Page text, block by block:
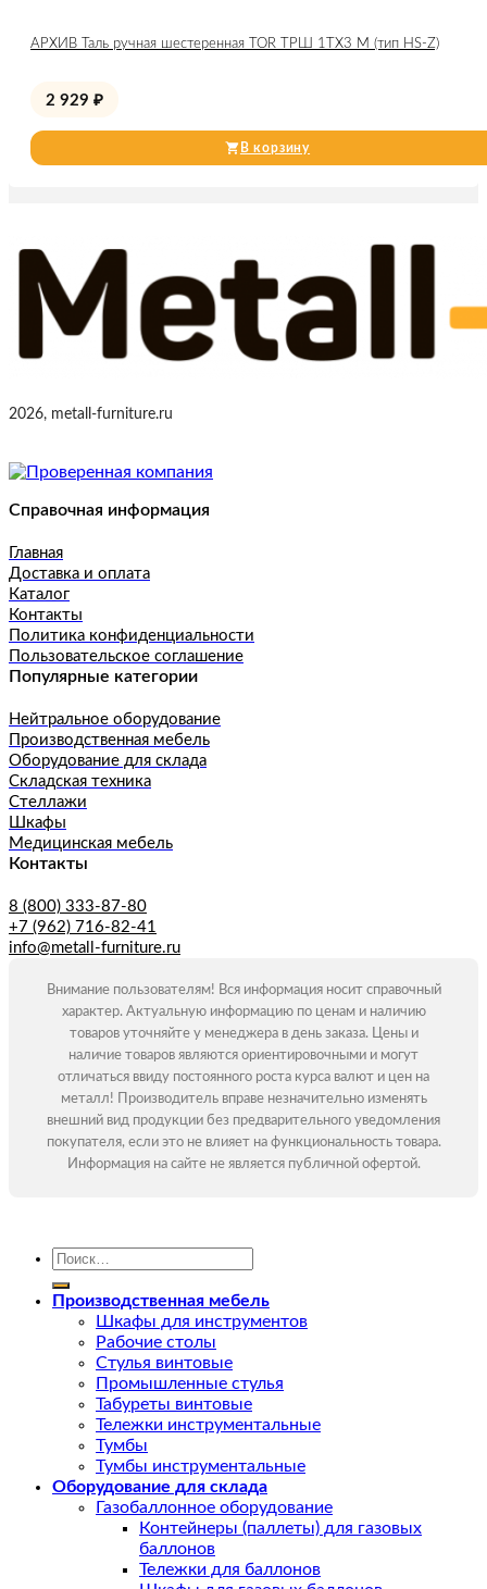
АРХИВ Таль ручная шестеренная TOR ТРШ 1ТХ3 М (тип HS-Z)
2 929 ₽
В корзину
2026, metall-furniture.ru
Справочная информация
Главная
Доставка и оплата
Каталог
Контакты
Политика конфиденциальности
Пользовательское соглашение
Популярные категории
Нейтральное оборудование
Производственная мебель
Оборудование для склада
Складская техника
Стеллажи
Шкафы
Медицинская мебель
Контакты
8 (800) 333-87-80
+7 (962) 716-82-41
info@metall-furniture.ru
Внимание пользователям! Вся информация носит справочный
характер. Актуальную информацию по ценам и наличию
товаров уточняйте у менеджера в день заказа. Цены и
наличие товаров являются ориентировочными и могут
отличаться ввиду постоянного роста курса валют и цен на
металл! Производитель вправе незначительно изменять
внешний вид продукции без предварительного уведомления
покупателя, если это не влияет на функциональность товара.
Информация на сайте не является публичной офертой.
Искать:
Производственная мебель
Шкафы для инструментов
Рабочие столы
Стулья винтовые
Промышленные стулья
Табуреты винтовые
Тележки инструментальные
Тумбы
Тумбы инструментальные
Оборудование для склада
Газобаллонное оборудование
Контейнеры (паллеты) для газовых
баллонов
Тележки для баллонов